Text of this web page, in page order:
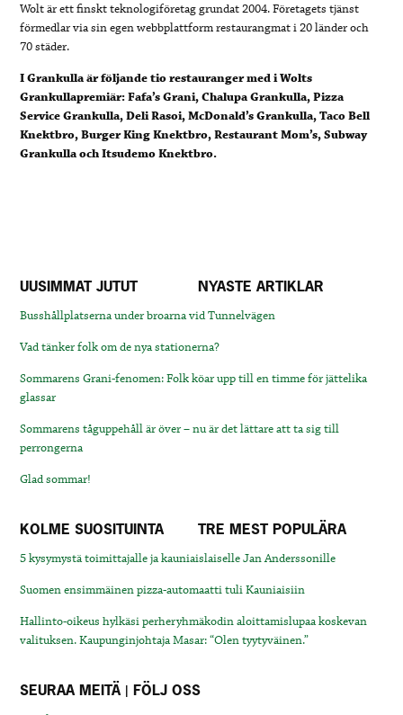
Wolt är ett finskt teknologiföretag grundat 2004. Företagets tjänst
förmedlar via sin egen webbplattform restaurangmat i 20 länder och
70 städer.
I Grankulla är följande tio restauranger med i Wolts
Grankullapremiär:Fafa’s Grani, Chalupa Grankulla, Pizza
Service Grankulla, Deli Rasoi, McDonald’s Grankulla, Taco Bell
Knektbro, Burger King Knektbro, Restaurant Mom’s, Subway
Grankulla och Itsudemo Knektbro.
UUSIMMAT JUTUT NYASTE ARTIKLAR
Busshållplatserna under broarna vid Tunnelvägen
Vad tänker folk om de nya stationerna?
Sommarens Grani-fenomen: Folk köar upp till en timme för jättelika
glassar
Sommarens tåguppehåll är över – nu är det lättare att ta sig till
perrongerna
Glad sommar!
KOLME SUOSITUINTA TRE MEST POPULÄRA
5 kysymystä toimittajalle ja kauniaislaiselle Jan Anderssonille
Suomen ensimmäinen pizza-automaatti tuli Kauniaisiin
Hallinto-oikeus hylkäsi perheryhmäkodin aloittamislupaa koskevan
valituksen. Kaupunginjohtaja Masar: “Olen tyytyväinen.”
SEURAA MEITÄ | FÖLJ OSS